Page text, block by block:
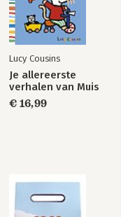
Lucy Cousins
Je allereerste
verhalen van Muis
€ 16,99